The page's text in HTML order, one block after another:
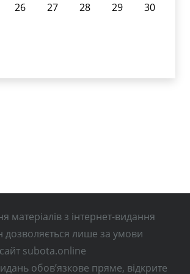
26 27 28 29
30
матеріалів з інтернет-видання
дозволяється лише за умови
subota.online
обов’язкове пряме, відкрите